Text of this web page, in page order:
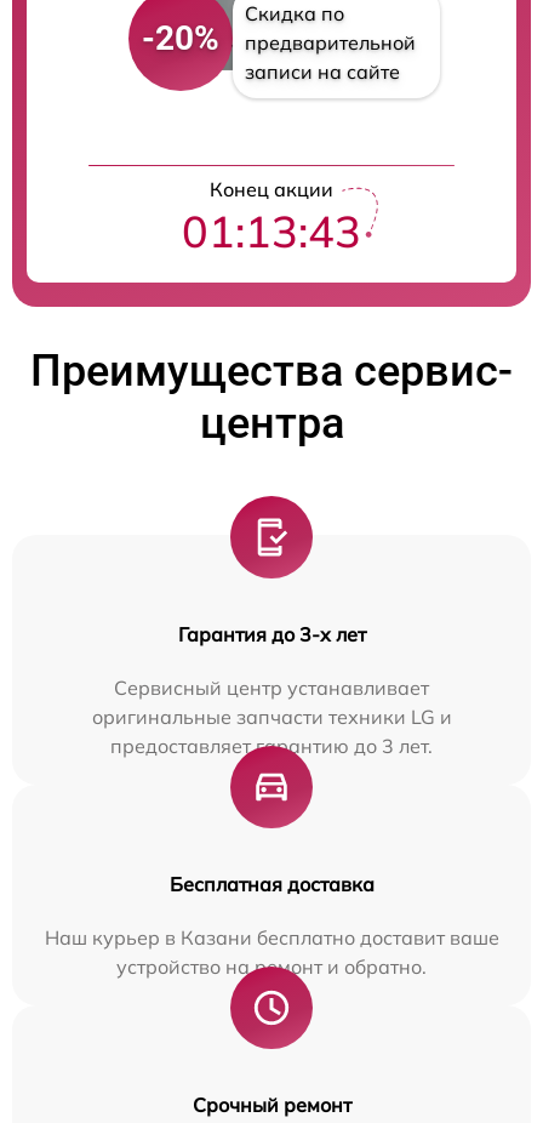
-20%
Скидка по
предварительной
записи на сайте
Конец акции
01:13:42
Преимущества сервис-
центра
Гарантия до 3-х лет
Сервисный центр устанавливает
оригинальные запчасти техники LG и
предоставляет гарантию до 3 лет.
Бесплатная доставка
Наш курьер в Казани бесплатно доставит ваше
устройство на ремонт и обратно.
Срочный ремонт